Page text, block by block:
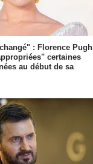
: Florence Pugh
certaines
au début de sa